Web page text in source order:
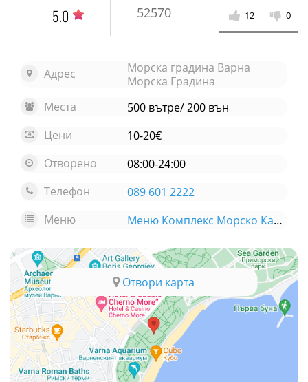
5.0 52570 12 0
Адрес
Морска градина Варна
Морска Градина
Места
500 вътре/ 200 вън
Цени
10-20€
Отворено
08:00-24:00
Телефон
089 601 2222
Меню
Меню Комплекс Морско Казино
Отвори карта